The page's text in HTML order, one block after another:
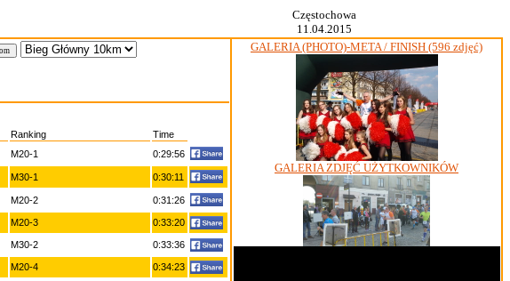
Częstochowa
11.04.2015
Ranking
Time
M20-1 0:29:56
M30-1 0:30:11
M20-2 0:31:26
M20-3 0:33:20
M30-2 0:33:36
M20-4 0:34:23
GALERIA (PHOTO)-META / FINISH (596 zdjęć)
GALERIA ZDJĘĆ UŻYTKOWNIKÓW